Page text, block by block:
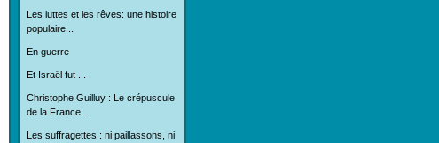
Les luttes et les rêves: une histoire
populaire...
En guerre
Et Israël fut ...
Christophe Guilluy : Le crépuscule
de la France...
Les suffragettes : ni paillassons, ni